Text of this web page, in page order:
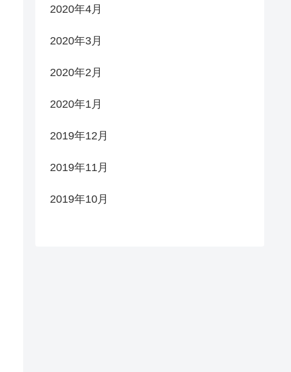
2020年4月
2020年3月
2020年2月
2020年1月
2019年12月
2019年11月
2019年10月